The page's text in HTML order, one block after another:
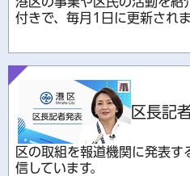
付きで、毎月1日に更新されま
区長記
区の取組を報道機関に発表す
信しています。